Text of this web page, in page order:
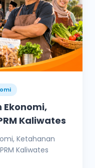
Kaliwates
Ketahanan
Kaliwates